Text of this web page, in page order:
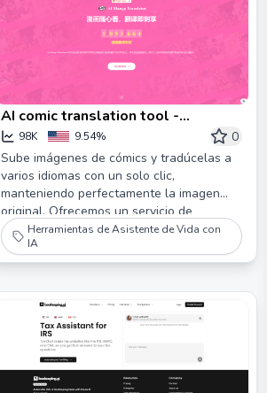
AI comic translation tool -
herramienta de traducción de
cómics en línea precisa
98K 9.54%
0
Sube imágenes de cómics y tradúcelas a
varios idiomas con un solo clic,
manteniendo perfectamente la imagen
original. Ofrecemos un servicio de
traducción AI rápido y preciso para los
amantes del cómic.
Herramientas de Asistente de Vida con
IA